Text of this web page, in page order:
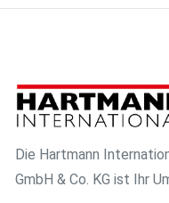
Die Hartmann
GmbH & Co. KG ist Ihr